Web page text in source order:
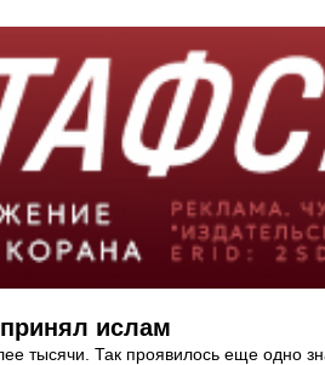
ислам
тысячи. Так проявилось еще одно